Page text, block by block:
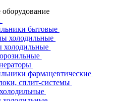
бытовые
холодильные
холодильные
фармацевтические
сплит-системы